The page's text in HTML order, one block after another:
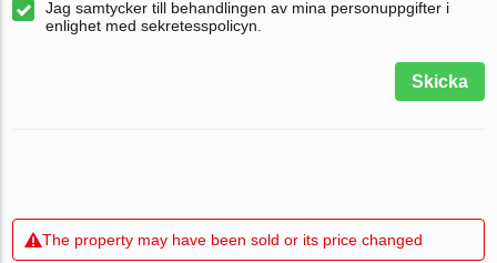
Jag samtycker till behandlingen av mina personuppgifter i
enlighet med sekretesspolicyn.
Skicka
The property may have been sold or its price changed